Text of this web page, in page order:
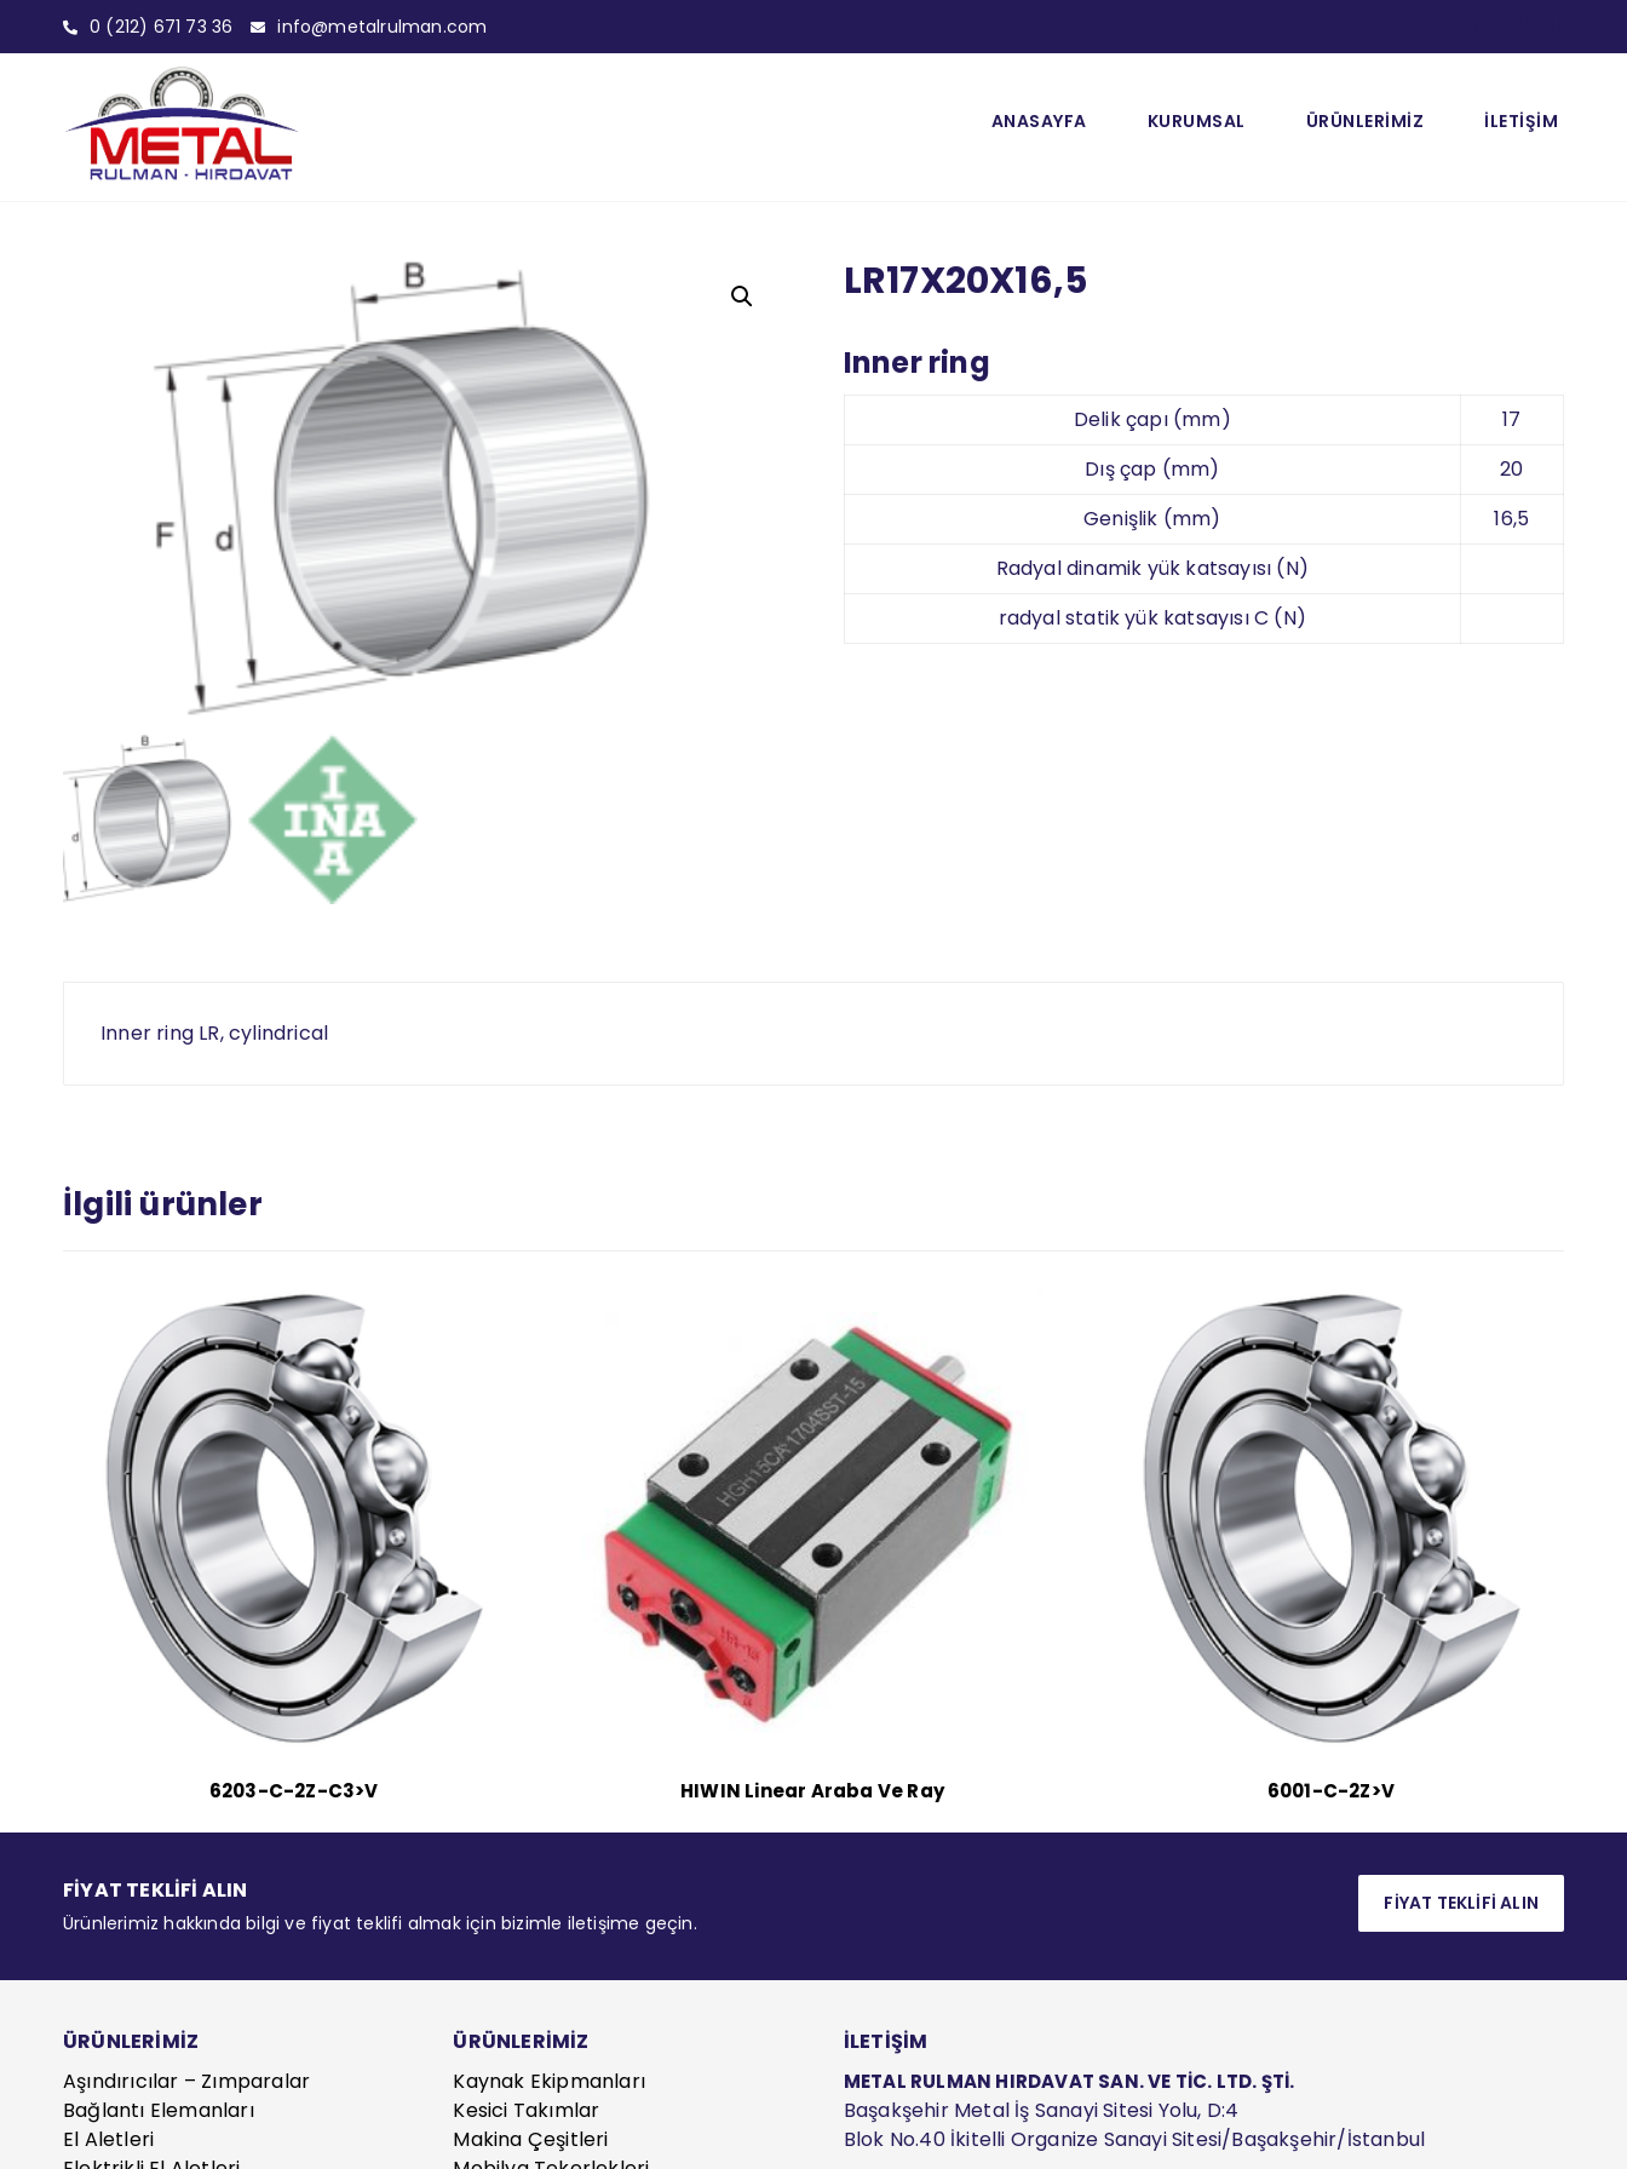
0 (212) 671 73 36 info@metalrulman.com
ANASAYFA KURUMSAL ÜRÜNLERİMİZ İLETİŞİM
LR17X20X16,5
Inner ring
Delik çapı (mm)
17
Dış çap (mm)
20
Genişlik (mm)
16,5
Radyal dinamik yük katsayısı (N)
radyal statik yük katsayısı C (N)
Inner ring LR, cylindrical
İlgili ürünler
6203-C-2Z-C3>V HIWIN Linear Araba Ve Ray 6001-C-2Z>V
FİYAT TEKLİFİ ALIN
Ürünlerimiz hakkında bilgi ve fiyat teklifi almak için bizimle iletişime geçin.
FİYAT TEKLİFİ ALIN
ÜRÜNLERİMİZ
Aşındırıcılar – Zımparalar
Bağlantı Elemanları
El Aletleri
ÜRÜNLERİMİZ
Kaynak Ekipmanları
Kesici Takımlar
Makina Çeşitleri
İLETİŞİM
METAL RULMAN HIRDAVAT SAN. VE TİC. LTD. ŞTİ.
Başakşehir Metal İş Sanayi Sitesi Yolu, D:4
Blok No.40 İkitelli Organize Sanayi Sitesi/Başakşehir/İstanbul